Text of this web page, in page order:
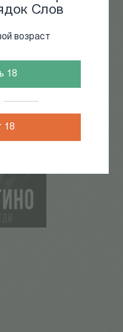
Слов
возраст
18
18